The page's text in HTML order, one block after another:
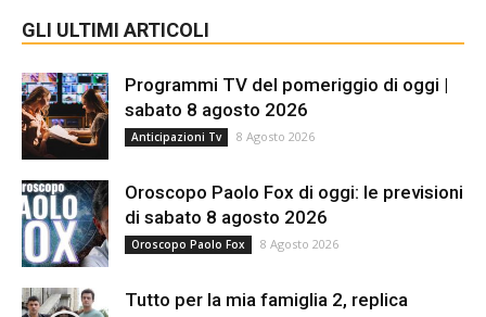
GLI ULTIMI ARTICOLI
Programmi TV del pomeriggio di oggi |
sabato 8 agosto 2026
Anticipazioni Tv 8 Agosto 2026
Oroscopo Paolo Fox di oggi: le previsioni
di sabato 8 agosto 2026
Oroscopo Paolo Fox 8 Agosto 2026
Tutto per la mia famiglia 2, replica